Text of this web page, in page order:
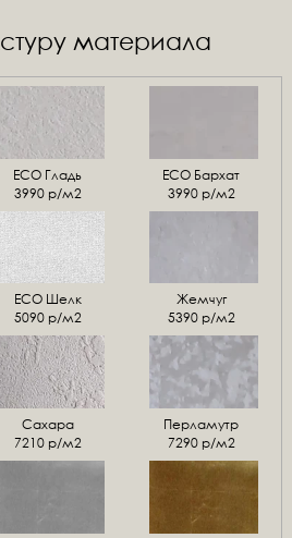
материала
ЕСО Гладь
3990 р/м2
ECO Бархат
3990 р/м2
ЕСО Шелк
5090 р/м2
Жемчуг
5390 р/м2
Сахара
7210 р/м2
Перламутр
7290 р/м2